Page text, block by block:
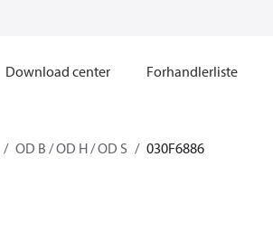
Download center Forhandlerliste
OD B / OD H / OD S 030F6886